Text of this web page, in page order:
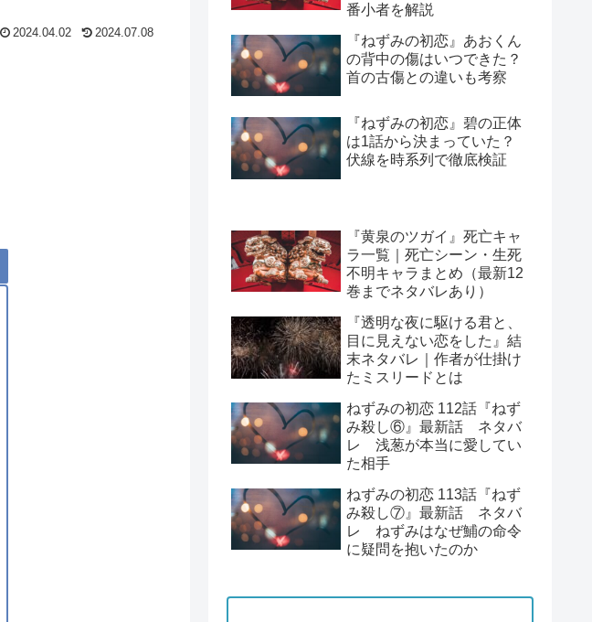
2024.04.02 2024.07.08
番小者を解説
『ねずみの初恋』あおくん
の背中の傷はいつできた？
首の古傷との違いも考察
『ねずみの初恋』碧の正体
は1話から決まっていた？
伏線を時系列で徹底検証
『黄泉のツガイ』死亡キャ
ラ一覧｜死亡シーン・生死
不明キャラまとめ（最新12
巻までネタバレあり）
『透明な夜に駆ける君と、
目に見えない恋をした』結
末ネタバレ｜作者が仕掛け
たミスリードとは
ねずみの初恋 112話『ねず
み殺し⑥』最新話 ネタバ
レ 浅葱が本当に愛してい
た相手
ねずみの初恋 113話『ねず
み殺し⑦』最新話 ネタバ
レ ねずみはなぜ鯆の命令
に疑問を抱いたのか